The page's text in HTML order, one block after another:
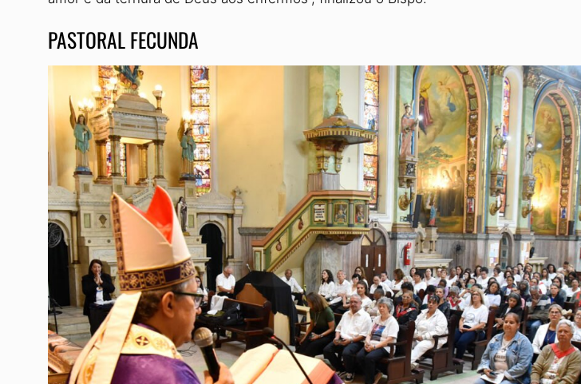
PASTORAL FECUNDA